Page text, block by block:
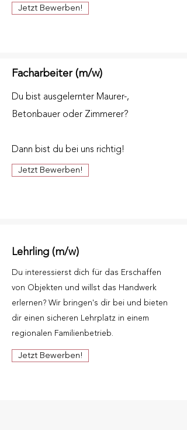
Jetzt Bewerben!
Facharbeiter (m/w)
Du bist ausgelernter Maurer-,
Betonbauer oder Zimmerer?
Dann bist du bei uns richtig!
Jetzt Bewerben!
Lehrling (m/w)
Du interessierst dich für das Erschaffen
von Objekten und willst das Handwerk
erlernen? Wir bringen's dir bei und bieten
dir einen sicheren Lehrplatz in einem
regionalen Familienbetrieb.
Jetzt Bewerben!